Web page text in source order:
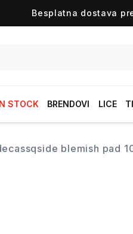
Besplatna dostava
STOCK BRENDOVI LICE
blemish pad